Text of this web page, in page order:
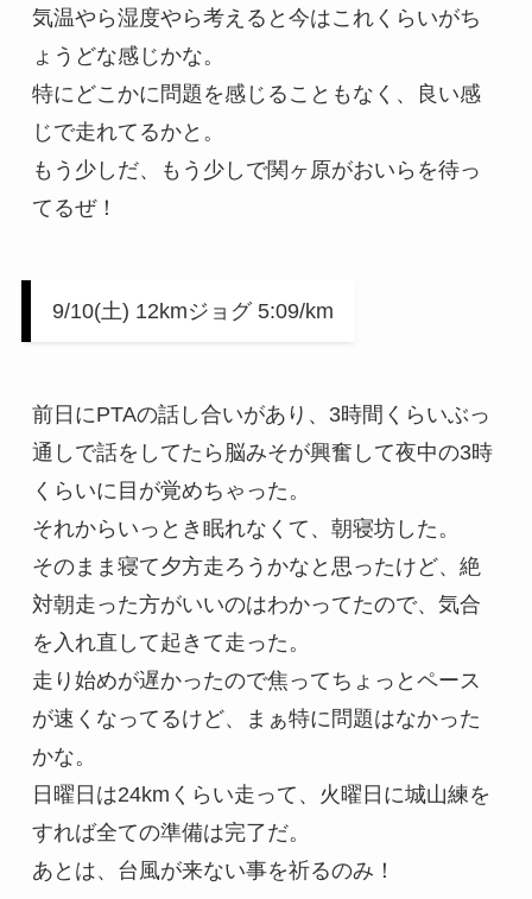
気温やら湿度やら考えると今はこれくらいがち
ょうどな感じかな。
特にどこかに問題を感じることもなく、良い感
じで走れてるかと。
もう少しだ、もう少しで関ヶ原がおいらを待っ
てるぜ！
9/10(土) 12kmジョグ 5:09/km
前日にPTAの話し合いがあり、3時間くらいぶっ
通しで話をしてたら脳みそが興奮して夜中の3時
くらいに目が覚めちゃった。
それからいっとき眠れなくて、朝寝坊した。
そのまま寝て夕方走ろうかなと思ったけど、絶
対朝走った方がいいのはわかってたので、気合
を入れ直して起きて走った。
走り始めが遅かったので焦ってちょっとペース
が速くなってるけど、まぁ特に問題はなかった
かな。
日曜日は24kmくらい走って、火曜日に城山練を
すれば全ての準備は完了だ。
あとは、台風が来ない事を祈るのみ！